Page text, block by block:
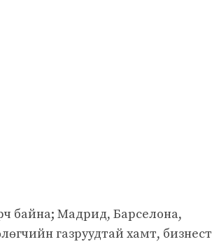
байна; Мадрид, Барселона,
газруудтай хамт, бизнест